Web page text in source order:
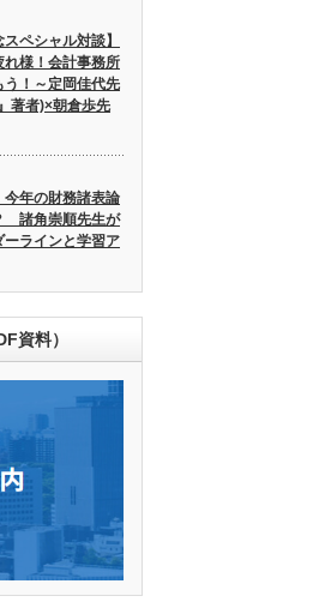
スペシャル対談】
れ様！会計事務所
う！～定岡佳代先
著者)×朝倉歩先
今年の財務諸表論
諸角崇順先生が
ーラインと学習ア
資料）